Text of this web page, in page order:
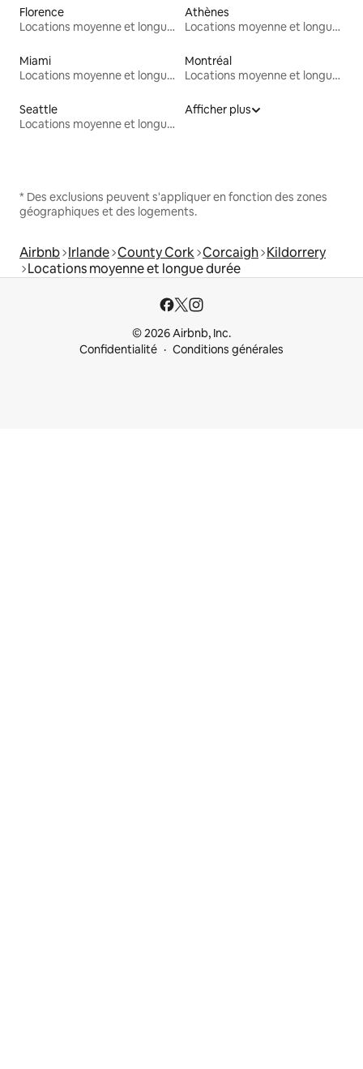
Florence
Locations moyenne et longue durée
Athènes
Locations moyenne et longue durée
Miami
Locations moyenne et longue durée
Montréal
Locations moyenne et longue durée
Seattle
Locations moyenne et longue durée
Afficher plus
* Des exclusions peuvent s'appliquer en fonction des zones
géographiques et des logements.
Airbnb Irlande County Cork Corcaigh Kildorrery
Locations moyenne et longue durée
© 2026 Airbnb, Inc.
Confidentialité
Conditions générales